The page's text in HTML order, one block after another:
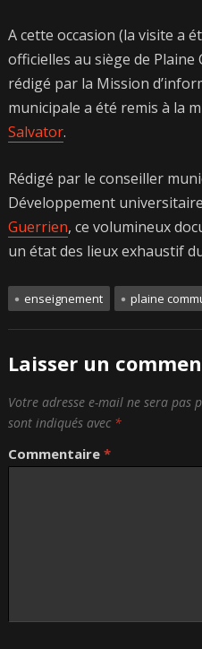
A cette occasion (la visite a
officielles au siège de
rédigé par la Mission
municipale a été remis à la
Salvator.
Rédigé par le conseiller
Développement
Guerrien, ce volumineux
un état des lieux exhaustif
enseignement plaine
Laisser un
Votre adresse e-mail ne sera pas
sont indiqués avec *
Commentaire *